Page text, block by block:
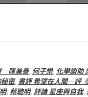
—陳兼善, 何子樂, 化學談助
密, 書評 希望在人間—評
, 蔡聰明, 評論 星座與自我,